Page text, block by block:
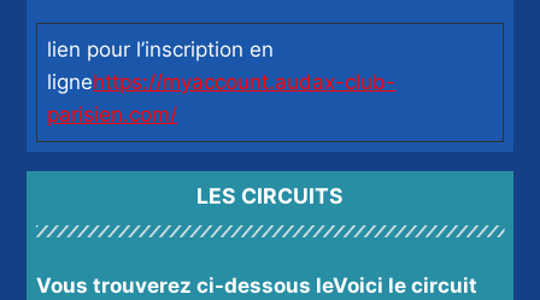
lien pour l’inscription en
lignehttps://myaccount.audax-club-
parisien.com/
LES CIRCUITS
Vous trouverez ci-dessous leVoici le circuit